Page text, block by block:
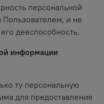
персональной
и не
дееспособность.
информации
ту персональную
для предоставления